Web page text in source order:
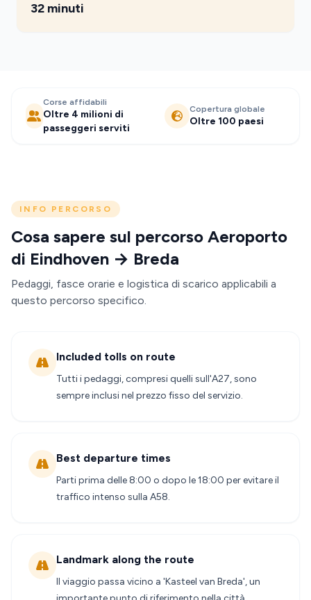
32 minuti
Corse affidabili
Oltre 4 milioni di
passeggeri serviti
Copertura globale
Oltre 100 paesi
INFO PERCORSO
Cosa sapere sul percorso Aeroporto
di Eindhoven → Breda
Pedaggi, fasce orarie e logistica di scarico applicabili a
questo percorso specifico.
Included tolls on route
Tutti i pedaggi, compresi quelli sull'A27, sono
sempre inclusi nel prezzo fisso del servizio.
Best departure times
Parti prima delle 8:00 o dopo le 18:00 per evitare il
traffico intenso sulla A58.
Landmark along the route
Il viaggio passa vicino a 'Kasteel van Breda', un